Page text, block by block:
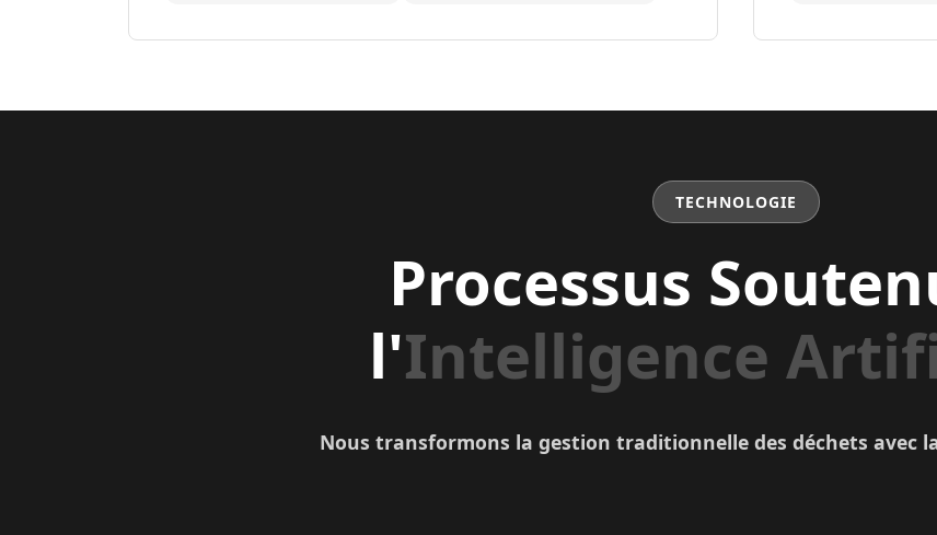
TECHNOLOGIE
Processus
l'Intelligence
Nous transformons la gestion traditionnelle des déchets avec